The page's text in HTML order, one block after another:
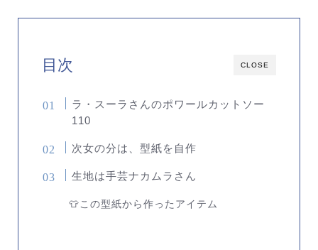
CLOSE
目次
ラ・スーラさんのポワールカットソー
110
次女の分は、型紙を自作
生地は手芸ナカムラさん
👕この型紙から作ったアイテム